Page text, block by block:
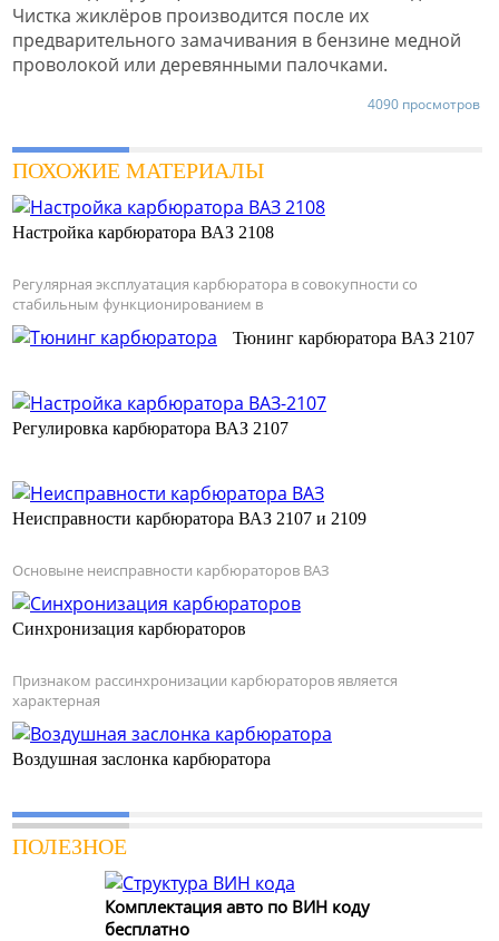
Чистка жиклёров производится после их
предварительного замачивания в бензине медной
проволокой или деревянными палочками.
4090 просмотров
ПОХОЖИЕ МАТЕРИАЛЫ
Настройка карбюратора ВАЗ 2108
Регулярная эксплуатация карбюратора в совокупности со
стабильным функционированием в
Тюнинг карбюратора ВАЗ 2107
Регулировка карбюратора ВАЗ 2107
Неисправности карбюратора ВАЗ 2107 и 2109
Основыне неисправности карбюраторов ВАЗ
Синхронизация карбюраторов
Признаком рассинхронизации карбюраторов является
характерная
Воздушная заслонка карбюратора
ПОЛЕЗНОЕ
Комплектация авто по ВИН коду
бесплатно